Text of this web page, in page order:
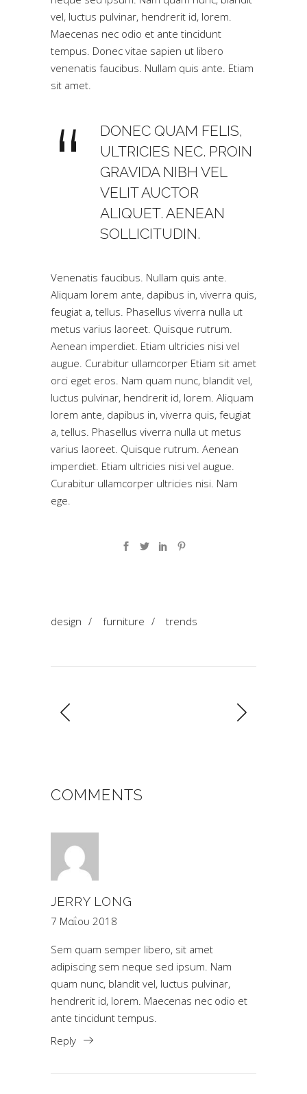
vel, luctus pulvinar, hendrerit id, lorem.
Maecenas nec odio et ante tincidunt
tempus. Donec vitae sapien ut libero
venenatis faucibus. Nullam quis ante. Etiam
sit amet.
DONEC QUAM FELIS,
ULTRICIES NEC. PROIN
GRAVIDA NIBH VEL
VELIT AUCTOR
ALIQUET. AENEAN
SOLLICITUDIN.
Venenatis faucibus. Nullam quis ante.
Aliquam lorem ante, dapibus in, viverra quis,
feugiat a, tellus. Phasellus viverra nulla ut
metus varius laoreet. Quisque rutrum.
Aenean imperdiet. Etiam ultricies nisi vel
augue. Curabitur ullamcorper Etiam sit amet
orci eget eros. Nam quam nunc, blandit vel,
luctus pulvinar, hendrerit id, lorem. Aliquam
lorem ante, dapibus in, viverra quis, feugiat
a, tellus. Phasellus viverra nulla ut metus
varius laoreet. Quisque rutrum. Aenean
imperdiet. Etiam ultricies nisi vel augue.
Curabitur ullamcorper ultricies nisi. Nam
ege.
design / furniture / trends
COMMENTS
JERRY LONG
7 Μαΐου 2018
Sem quam semper libero, sit amet
adipiscing sem neque sed ipsum. Nam
quam nunc, blandit vel, luctus pulvinar,
hendrerit id, lorem. Maecenas nec odio et
ante tincidunt tempus.
Reply